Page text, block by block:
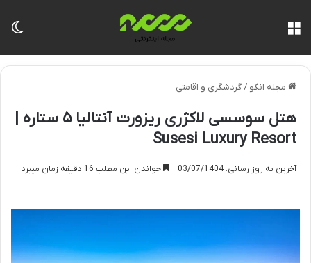
مجله انکو /گردشگری و اقامتی
هتل سوسسی لاکژری ریزورت آنتالیا ۵ ستاره |
Susesi Luxury Resort
آخرین به روز رسانی: 03/07/1404 خواندن این مطلب 16 دقیقه زمان میبرد